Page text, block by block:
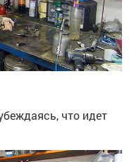
что идет